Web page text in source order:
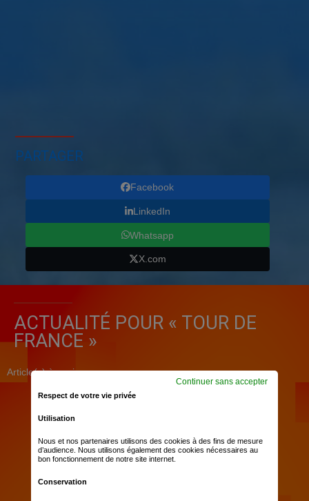
PARTAGER
Facebook
LinkedIn
Whatsapp
X.com
ACTUALITÉ POUR « TOUR DE
FRANCE »
Article(s) à venir
Respect de votre vie privée
Utilisation
Nous et nos partenaires utilisons des cookies à des fins de mesure
d’audience. Nous utilisons également des cookies nécessaires au
bon fonctionnement de notre site internet.
Conservation
Continuer sans accepter